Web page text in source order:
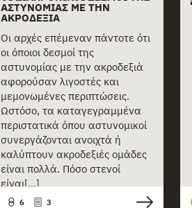
ΑΣΤΥΝΟΜΊΑΣ ΜΕ ΤΗΝ
ΑΚΡΟΔΕΞΙΆ
Οι αρχές επέμεναν πάντοτε ότι
οι όποιοι δεσμοί της
αστυνομίας με την ακροδεξιά
αφορούσαν λιγοστές και
μεμονωμένες περιπτώσεις.
Ωστόσο, τα καταγεγραμμένα
περιστατικά όπου αστυνομικοί
συνεργάζονται ανοιχτά ή
καλύπτουν ακροδεξιές ομάδες
είναι πολλά. Πόσο στενοί
είναι[...]
6 3